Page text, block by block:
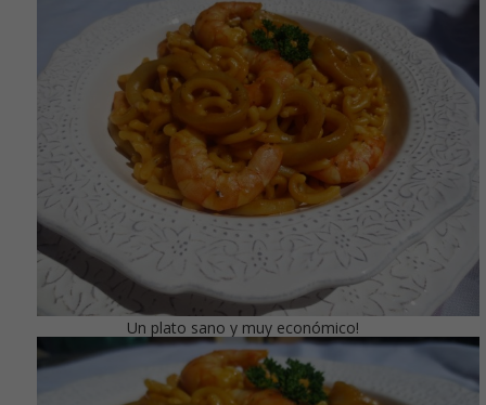
Un plato sano y muy económico!